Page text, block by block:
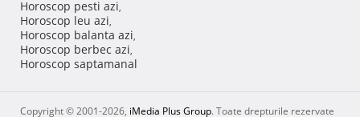
Horoscop pesti azi,
Horoscop leu azi,
Horoscop balanta azi,
Horoscop berbec azi,
Horoscop saptamanal
Copyright © 2001-2026, iMedia Plus Group. Toate drepturile rezervate